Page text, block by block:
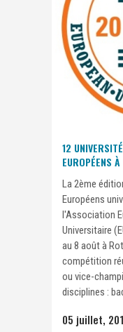
12
EUROPÉENS
La 2ème
Européens
l'Association
Universitaire
au 8 août à
compétition
ou vice-
disciplines :
05 juillet,